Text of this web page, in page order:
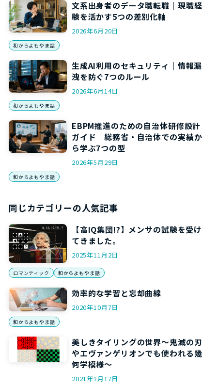
文系出身者のデータ職転職｜現職経
験を活かす5つの差別化軸
2026年6月20日
和からよもやま話
生成AI利用のセキュリティ｜情報漏
洩を防ぐ7つのルール
2026年6月14日
和からよもやま話
EBPM推進のための自治体研修設計
ガイド｜総務省・自治体での実績か
ら学ぶ7つの型
2026年5月29日
和からよもやま話
同じカテゴリーの人気記事
【高IQ集団!?】メンサの試験を受け
てきました。
2025年11月2日
ロマンティック 和からよもやま話
効率的な学習と忘却曲線
2020年10月7日
和からよもやま話
美しきタイリングの世界～鬼滅の刃
やエヴァンゲリオンでも使われる幾
何学模様～
2021年1月17日